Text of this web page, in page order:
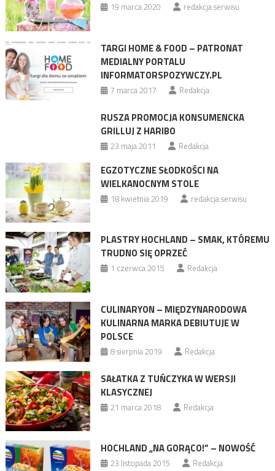
19 marca 2020 redakcja serwisu
TARGI HOME & FOOD – PATRONAT
MEDIALNY PORTALU
INFORMATORSPOZYWCZY.PL
7 marca 2017 Redakcja
RUSZA PROMOCJA KONSUMENCKA
GRILLUJ Z HARIBO
23 maja 2011 Redakcja
EGZOTYCZNE SŁODKOŚCI NA
WIELKANOCNYM STOLE
18 kwietnia 2019 redakcja serwisu
PLASTRY HOCHLAND – SMAK, KTÓREMU
TRUDNO SIĘ OPRZEĆ
1 czerwca 2015 Redakcja
CULINARYON – MIĘDZYNARODOWA
KULINARNA MARKA DEBIUTUJE W
POLSCE
8 sierpnia 2019 Redakcja
SAŁATKA Z TUŃCZYKA W WERSJI
KLASYCZNEJ
21 marca 2018 Redakcja
HOCHLAND „NA GORĄCO!” – NOWOŚĆ
23 listopada 2015 Redakcja